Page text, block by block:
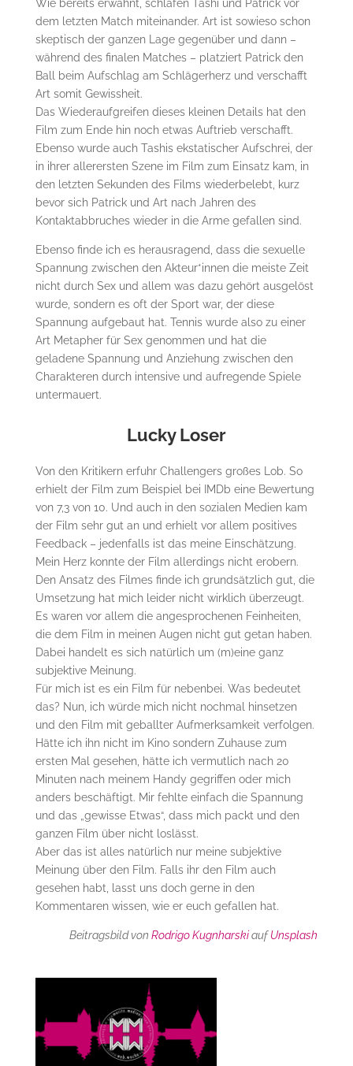
Wie bereits erwähnt, schlafen Tashi und Patrick vor
dem letzten Match miteinander. Art ist sowieso schon
skeptisch der ganzen Lage gegenüber und dann –
während des finalen Matches – platziert Patrick den
Ball beim Aufschlag am Schlägerherz und verschafft
Art somit Gewissheit.
Das Wiederaufgreifen dieses kleinen Details hat den
Film zum Ende hin noch etwas Auftrieb verschafft.
Ebenso wurde auch Tashis ekstatischer Aufschrei, der
in ihrer allerersten Szene im Film zum Einsatz kam, in
den letzten Sekunden des Films wiederbelebt, kurz
bevor sich Patrick und Art nach Jahren des
Kontaktabbruches wieder in die Arme gefallen sind.
Ebenso finde ich es herausragend, dass die sexuelle
Spannung zwischen den Akteur*innen die meiste Zeit
nicht durch Sex und allem was dazu gehört ausgelöst
wurde, sondern es oft der Sport war, der diese
Spannung aufgebaut hat. Tennis wurde also zu einer
Art Metapher für Sex genommen und hat die
geladene Spannung und Anziehung zwischen den
Charakteren durch intensive und aufregende Spiele
untermauert.
Lucky Loser
Von den Kritikern erfuhr Challengers großes Lob. So
erhielt der Film zum Beispiel bei IMDb eine Bewertung
von 7,3 von 10. Und auch in den sozialen Medien kam
der Film sehr gut an und erhielt vor allem positives
Feedback – jedenfalls ist das meine Einschätzung.
Mein Herz konnte der Film allerdings nicht erobern.
Den Ansatz des Filmes finde ich grundsätzlich gut, die
Umsetzung hat mich leider nicht wirklich überzeugt.
Es waren vor allem die angesprochenen Feinheiten,
die dem Film in meinen Augen nicht gut getan haben.
Dabei handelt es sich natürlich um (m)eine ganz
subjektive Meinung.
Für mich ist es ein Film für nebenbei. Was bedeutet
das? Nun, ich würde mich nicht nochmal hinsetzen
und den Film mit geballter Aufmerksamkeit verfolgen.
Hätte ich ihn nicht im Kino sondern Zuhause zum
ersten Mal gesehen, hätte ich vermutlich nach 20
Minuten nach meinem Handy gegriffen oder mich
anders beschäftigt. Mir fehlte einfach die Spannung
und das „gewisse Etwas“, dass mich packt und den
ganzen Film über nicht loslässt.
Aber das ist alles natürlich nur meine subjektive
Meinung über den Film. Falls ihr den Film auch
gesehen habt, lasst uns doch gerne in den
Kommentaren wissen, wie er euch gefallen hat.
Beitragsbild vonRodrigo KugnharskiaufUnsplash